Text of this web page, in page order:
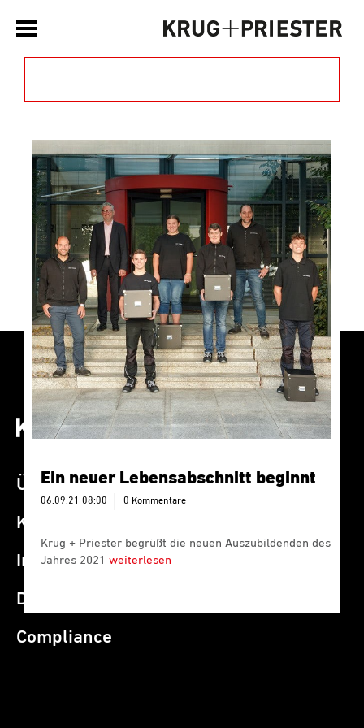
Ein neuer Lebensabschnitt beginnt
06.09.21 08:00 0 Kommentare
Krug + Priester begrüßt die neuen Auszubildenden des
Jahres 2021 weiterlesen
Über K+P
Kontakt
Impressum
Datenschutz
Compliance